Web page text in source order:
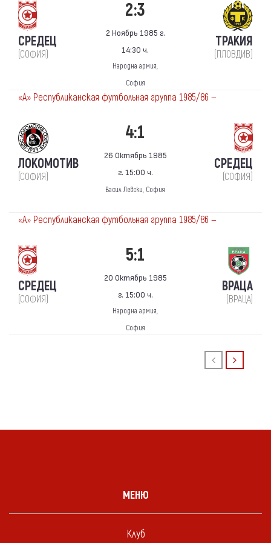
СРЕДЕЦ
(СОФИЯ)
2:3
2 Ноябрь 1985 г.
14:30 ч.
Народна армия,
София
ТРАКИЯ
(ПЛОВДИВ)
«А» Республиканская футбольная группа 1985/86 —
ЛОКОМОТИВ
(СОФИЯ)
4:1
26 Октябрь 1985
г. 15:00 ч.
Васил Левски, София
СРЕДЕЦ
(СОФИЯ)
«А» Республиканская футбольная группа 1985/86 —
СРЕДЕЦ
(СОФИЯ)
5:1
20 Октябрь 1985
г. 15:00 ч.
Народна армия,
София
ВРАЦА
(ВРАЦА)
МЕНЮ
Клуб